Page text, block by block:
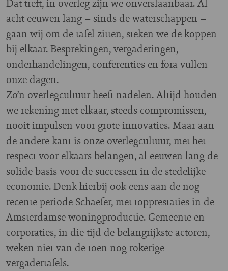
acht eeuwen lang – sinds de waterschappen –
gaan wij om de tafel zitten, steken we de koppen
bij elkaar. Besprekingen, vergaderingen,
onderhandelingen, conferenties en fora vullen
onze dagen.
Zo’n overlegcultuur heeft nadelen. Altijd houden
we rekening met elkaar, steeds compromissen,
nooit impulsen voor grote innovaties. Maar aan
de andere kant is onze overlegcultuur, met het
respect voor elkaars belangen, al eeuwen lang de
solide basis voor de successen in de stedelijke
economie. Denk hierbij ook eens aan de nog
recente periode Schaefer, met topprestaties in de
Amsterdamse woningproductie. Gemeente en
corporaties, in die tijd de belangrijkste actoren,
weken niet van de toen nog rokerige
vergadertafels.